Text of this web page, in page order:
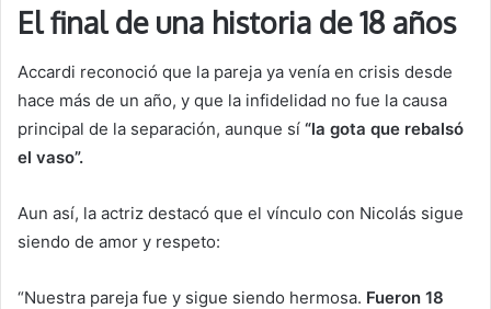
El final de una historia de 18 años
Accardi reconoció que la pareja ya venía en crisis desde
hace más de un año, y que la infidelidad no fue la causa
principal de la separación, aunque sí “la gota que rebalsó
el vaso”.
Aun así, la actriz destacó que el vínculo con Nicolás sigue
siendo de amor y respeto:
“Nuestra pareja fue y sigue siendo hermosa. Fueron 18